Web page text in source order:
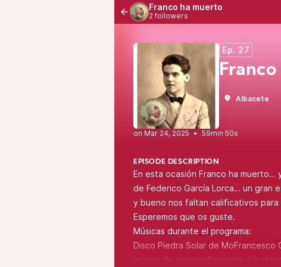
Franco ha muerto
2 followers
Ep. 27
Albacete
• 59min 50s
EPISODE DESCRIPTION
En esta ocasión Franco ha muerto…
de Federico García Lorca… un gran
y bueno nos faltan calificativos
Esperemos que os guste.
Músicas durante el programa:
Disco Piedra Solar de
música de acompañamiento. Un